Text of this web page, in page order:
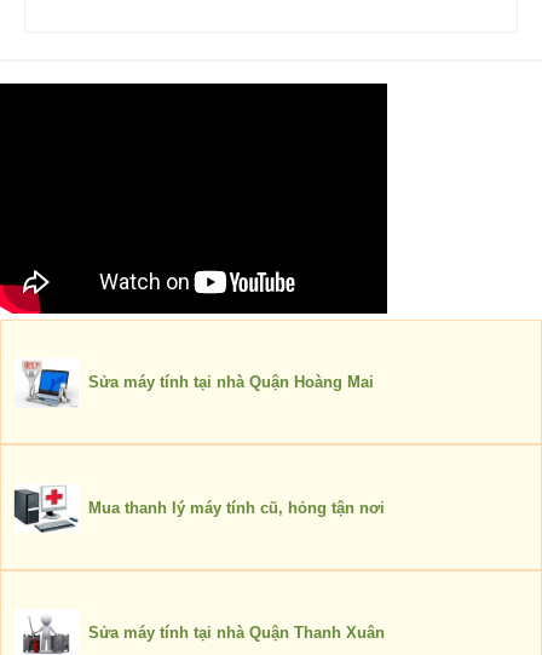
Sửa máy tính tại nhà Quận Hoàng Mai
Mua thanh lý máy tính cũ, hỏng tận nơi
Sửa máy tính tại nhà Quận Thanh Xuân